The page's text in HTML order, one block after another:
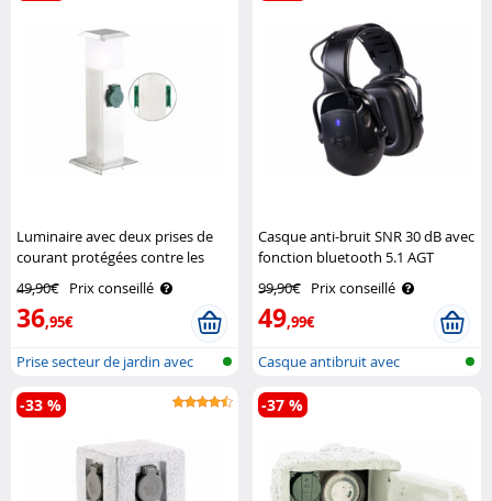
Luminaire avec deux prises de
courant protégées contre les
intempéries IP44 Royal
Gardineer
49,90€ Prix conseillé
36,95€
Prise secteur de jardin avec
éclair..
Casque anti-bruit SNR 30 dB avec
fonction bluetooth 5.1 AGT
99,90€ Prix conseillé
49,99€
Casque antibruit avec
Bluetooth et ..
-33 % -37 %